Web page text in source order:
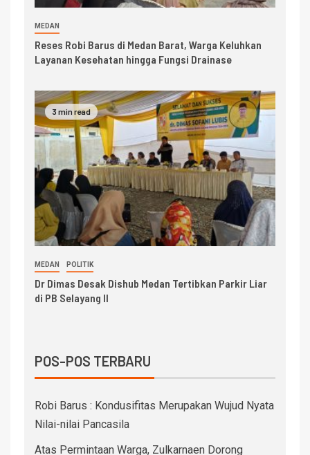
MEDAN
Reses Robi Barus di Medan Barat, Warga Keluhkan
Layanan Kesehatan hingga Fungsi Drainase
3 min read
MEDAN POLITIK
Dr Dimas Desak Dishub Medan Tertibkan Parkir Liar
di PB Selayang II
POS-POS TERBARU
Robi Barus : Kondusifitas Merupakan Wujud Nyata
Nilai-nilai Pancasila
Atas Permintaan Warga, Zulkarnaen Dorong